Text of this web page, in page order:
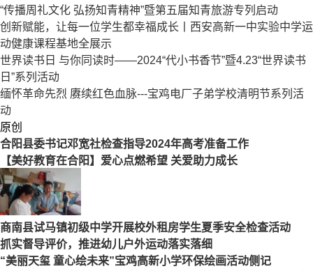
“传播周礼文化 弘扬知青精神”暨第五届知青旅游专列启动
创新赋能，让每一位学生都幸福成长丨西安高新一中实验中学运
动健康课程基地全展示
世界读书日 与你同读时——2024“代小书香节”暨4.23“世界读书
日”系列活动
缅怀革命先烈 赓续红色血脉---宝鸡电厂子弟学校清明节系列活
动
原创
合阳县委书记邓宽社检查指导2024年高考准备工作
【美好教育在合阳】爱心点燃希望 关爱助力成长
商南县试马镇初级中学开展校外租房学生夏季安全检查活动
抓实督导评价，推进幼儿户外运动落实落细
“美丽天玺 童心绘未来”宝鸡高新小学环保绘画活动侧记